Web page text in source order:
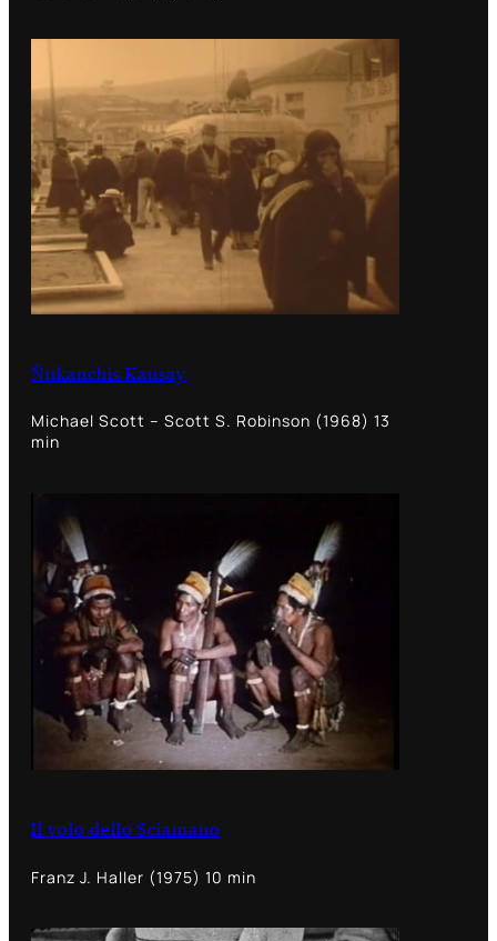
Ñukanchis Kausay
Michael Scott – Scott S. Robinson (1968) 13
min
Il volo dello Sciamano
Franz J. Haller (1975) 10 min